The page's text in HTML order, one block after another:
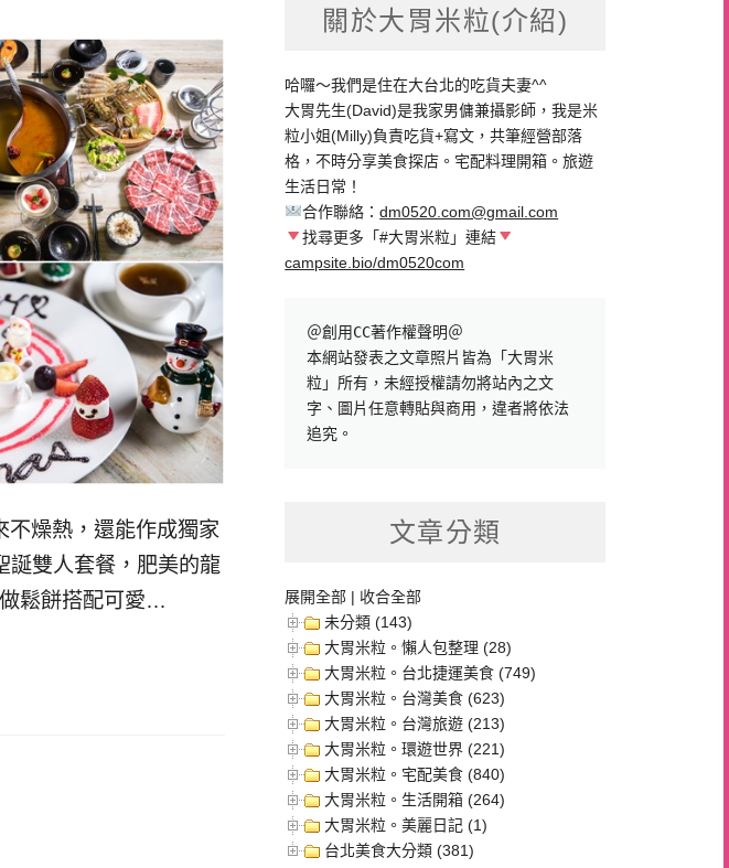
不燥熱，還能作成獨家
誕雙人套餐，肥美的龍
鬆餅搭配可愛…
關於大胃米粒(介紹)
哈囉～我們是住在大台北的吃貨夫妻^^
大胃先生(David)是我家男傭兼攝影師，我是米
粒小姐(Milly)負責吃貨+寫文，共筆經營部落
格，不時分享美食探店。宅配料理開箱。旅遊
生活日常！
合作聯絡：dm0520.com@gmail.com
找尋更多「#大胃米粒」連結
campsite.bio/dm0520com
＠創用CC著作權聲明＠
本網站發表之文章照片皆為「大胃米
粒」所有，未經授權請勿將站內之文
字、圖片任意轉貼與商用，違者將依法
追究。
文章分類
展開全部 | 收合全部
未分類 (143)
大胃米粒。懶人包整理 (28)
大胃米粒。台北捷運美食 (749)
大胃米粒。台灣美食 (623)
大胃米粒。台灣旅遊 (213)
大胃米粒。環遊世界 (221)
大胃米粒。宅配美食 (840)
大胃米粒。生活開箱 (264)
大胃米粒。美麗日記 (1)
台北美食大分類 (381)